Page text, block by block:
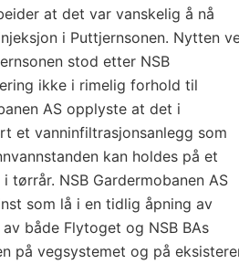
at det var vanskelig å nå
i Puttjernsonen. Nytten
stod etter NSB
ikke i rimelig forhold til
AS opplyste at det i
et vanninfiltrasjonsanlegg som
kan holdes på et
NSB Gardermobanen AS
som lå i en tidlig åpning av
både Flytoget og NSB BAs
på vegsystemet og på